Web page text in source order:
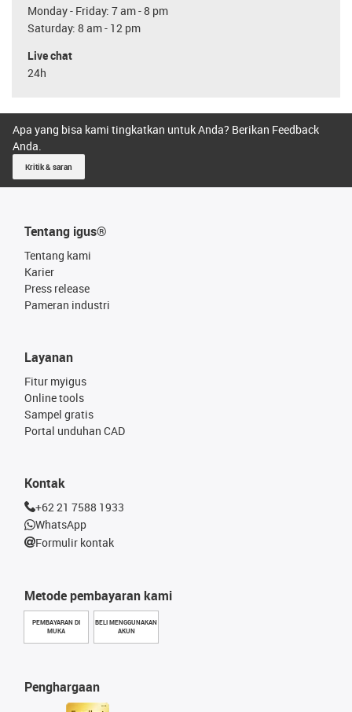
Monday - Friday: 7 am - 8 pm
Saturday: 8 am - 12 pm
Live chat
24h
Apa yang bisa kami tingkatkan untuk Anda? Berikan Feedback
Anda.
Kritik & saran
Tentang igus®
Tentang kami
Karier
Press release
Pameran industri
Metode pembayaran kami
PEMBAYARAN DI
MUKA
BELI MENGGUNAKAN
AKUN
Layanan
Fitur myigus
Online tools
Sampel gratis
Portal unduhan CAD
Penghargaan
Kontak
+62 21 7588 1933
WhatsApp
Formulir kontak